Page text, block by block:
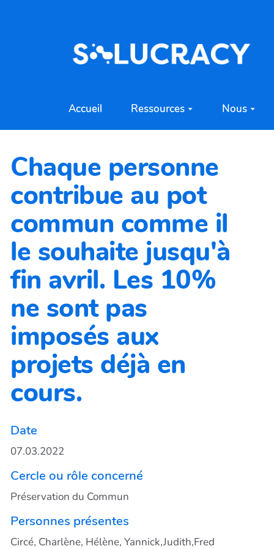
Accueil Ressources Nous
Chaque personne
contribue au pot
commun comme il
le souhaite jusqu'à
fin avril. Les 10%
ne sont pas
imposés aux
projets déjà en
cours.
Date
07.03.2022
Cercle ou rôle concerné
Préservation du Commun
Personnes présentes
Circé, Charlène, Hélène, Yannick,Judith,Fred